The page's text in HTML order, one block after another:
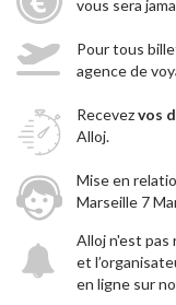
vous sera
Pour tous
agence de
Recevezvos
Alloj.
Mise en
Marseille 7
Alloj n'est pas
et
en ligne sur